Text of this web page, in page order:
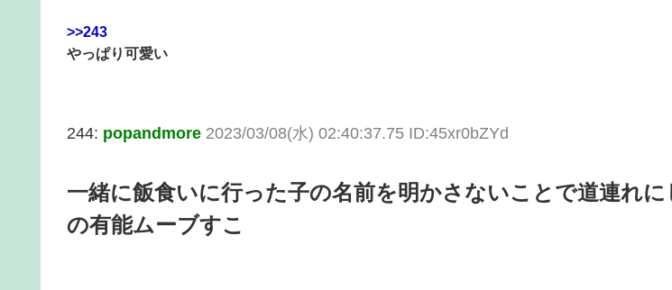
>>243
やっぱり可愛い
244: popandmore 2023/03/08(水) 02:40:37.75 ID:45xr0bZYd
一緒に飯食いに行った子の名前を明かさないことで道連れ
の有能ムーブすこ